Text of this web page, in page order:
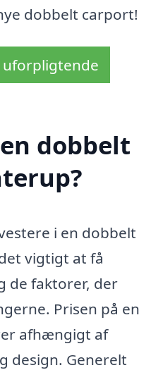
dobbelt carport!
uforpligtende
dobbelt
i en dobbelt
vigtigt at få
de faktorer, der
Prisen på en
afhængigt af
design. Generelt